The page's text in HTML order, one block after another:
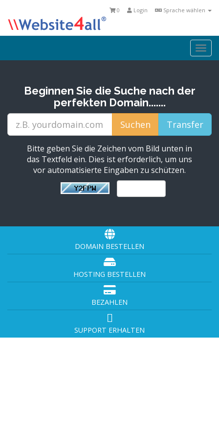
Sprache wählen
Login
0
Beginnen Sie die Suche nach der
perfekten Domain.......
Bitte geben Sie die Zeichen vom Bild unten in
das Textfeld ein. Dies ist erforderlich, um uns
vor automatisierte Eingaben zu schützen.
DOMAIN BESTELLEN
HOSTING BESTELLEN
BEZAHLEN
SUPPORT ERHALTEN